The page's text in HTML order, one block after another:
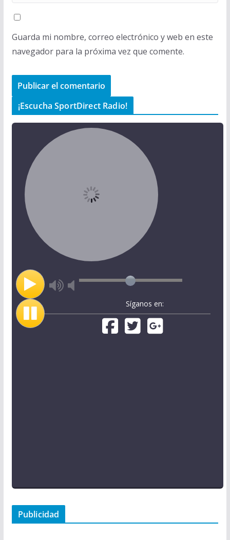
Guarda mi nombre, correo electrónico y web en este
navegador para la próxima vez que comente.
¡Escucha SportDirect Radio!
Síganos en:
Publicidad